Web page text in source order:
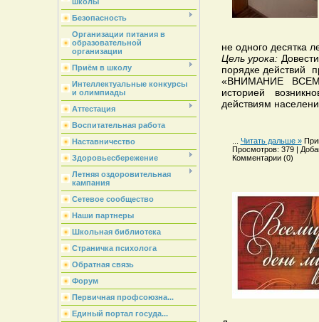
Безопасность
Организации питания в
образовательной
организации
Приём в школу
Интеллектуальные конкурсы
и олимпиады
Аттестация
Воспитательная работа
Наставничество
Здоровьесбережение
Летняя оздоровительная
кампания
Сетевое сообщество
Наши партнеры
Школьная библиотека
Страничка психолога
Обратная связь
Форум
Первичная профсоюзна...
Единый портал госуда...
не одного десятка
Цель урока:
порядке действий
«ВНИМАНИЕ
историей
действиям
Читать дальше »
Просмотров: 379 |
Комментарии (0)